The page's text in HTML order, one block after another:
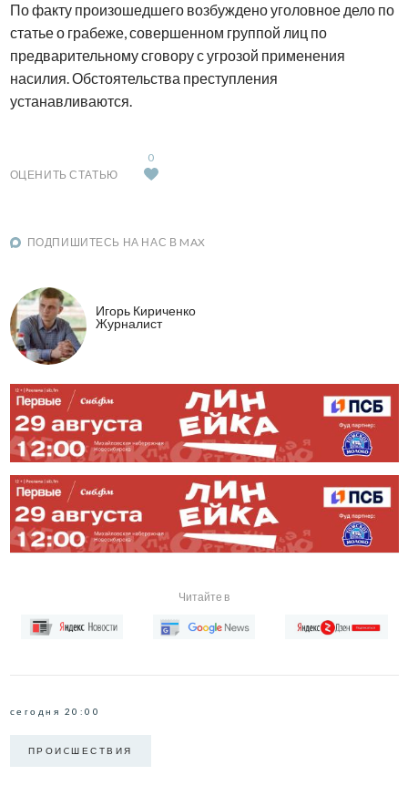
По факту произошедшего возбуждено уголовное дело по
статье о грабеже, совершенном группой лиц по
предварительному сговору с угрозой применения
насилия. Обстоятельства преступления
устанавливаются.
ОЦЕНИТЬ СТАТЬЮ
0
ПОДПИШИТЕСЬ НА НАС В MAX
Игорь Кириченко
Журналист
Читайте в
сегодня 20:00
ПРОИCШЕСТВИЯ